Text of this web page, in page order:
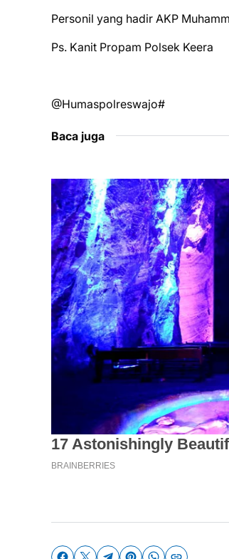
Personil yang hadir AKP
Ps. Kanit Propam Polsek Keera
@Humaspolreswajo#
Baca juga